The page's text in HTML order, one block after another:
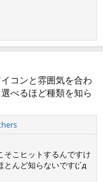
コンと雰囲気を合わ
べるほど種類を知ら
そこヒットするんですけ
んど知らないです(;´д